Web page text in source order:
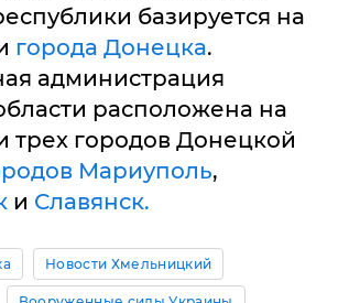
базируется на
города Донецка.
администрация
расположена на
трех городов Донецкой
Мариуполь,
и Славянск.
Новости Хмельницкий